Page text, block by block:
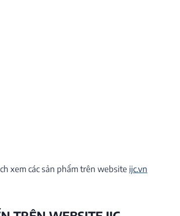
xem các sản phẩm trên website ijc.vn